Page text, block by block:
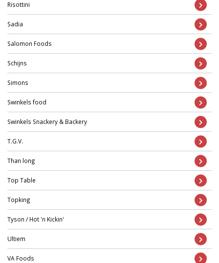
Risottini
Sadia
Salomon Foods
Schijns
Simons
Swinkels food
Swinkels Snackery & Backery
T.G.V.
Than long
Top Table
Topking
Tyson / Hot 'n Kickin'
Ultiem
VA Foods